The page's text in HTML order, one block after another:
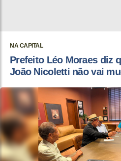
NA CAPITAL
Prefeito Léo Moraes diz
João Nicoletti não vai